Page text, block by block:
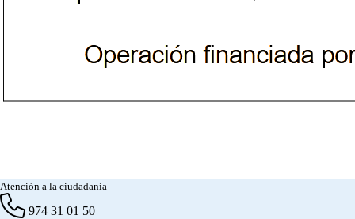
Atención a la ciudadanía
974 31 01 50